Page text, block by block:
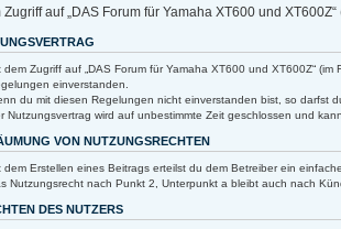
Zugriff auf „DAS Forum für Yamaha XT600 und
dem Zugriff auf „DAS Forum für Yamaha XT600 und XT600Z“
einverstanden.
du mit diesen Regelungen nicht einverstanden bist, so darfst
Nutzungsvertrag wird auf unbestimmte Zeit geschlossen und
VON NUTZUNGSRECHTEN
dem Erstellen eines Beitrags erteilst du dem Betreiber ein
Nutzungsrecht nach Punkt 2, Unterpunkt a bleibt auch nach
DES NUTZERS